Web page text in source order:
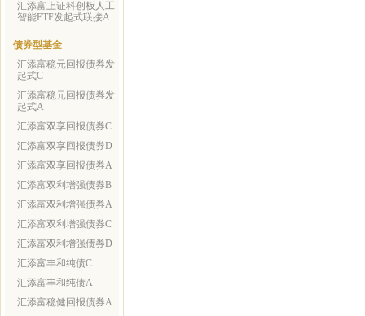
汇添富上证科创板人工
智能ETF发起式联接A
债券型基金
汇添富稳元回报债券发
起式C
汇添富稳元回报债券发
起式A
汇添富双享回报债券C
汇添富双享回报债券D
汇添富双享回报债券A
汇添富双利增强债券B
汇添富双利增强债券A
汇添富双利增强债券C
汇添富双利增强债券D
汇添富丰和纯债C
汇添富丰和纯债A
汇添富稳健回报债券A